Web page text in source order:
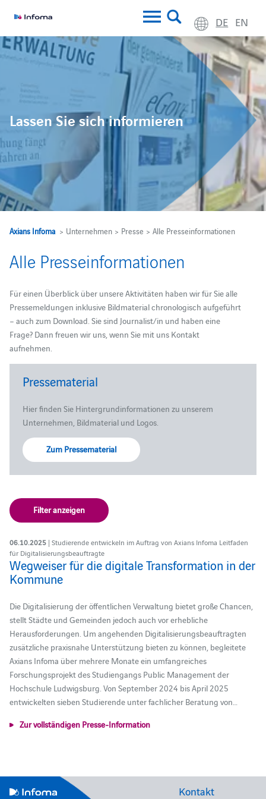
DE EN
Lassen Sie sich informieren
Axians Infoma> Unternehmen > Presse > Alle Presseinformationen
Alle Presseinformationen
Für einen Überblick über unsere Aktivitäten haben wir für Sie alle
Pressemeldungen inklusive Bildmaterial chronologisch aufgeführt
– auch zum Download. Sie sind Journalist/in und haben eine
Frage? Dann freuen wir uns, wenn Sie mit uns Kontakt
aufnehmen.
Pressematerial
Hier finden Sie Hintergrundinformationen zu unserem
Unternehmen, Bildmaterial und Logos.
Zum Pressematerial
Filter anzeigen
06.10.2025| Studierende entwickeln im Auftrag von Axians Infoma Leitfaden
für Digitalisierungsbeauftragte
Wegweiser für die digitale Transformation in der
Kommune
Die Digitalisierung der öffentlichen Verwaltung bietet große Chancen,
stellt Städte und Gemeinden jedoch auch vor erhebliche
Herausforderungen. Um angehenden Digitalisierungsbeauftragten
zusätzliche praxisnahe Unterstützung bieten zu können, begleitete
Axians Infoma über mehrere Monate ein umfangreiches
Forschungsprojekt des Studiengangs Public Management der
Hochschule Ludwigsburg. Von September 2024 bis April 2025
entwickelten sieben Studierende unter fachlicher Beratung von…
Zur vollständigen Presse-Information
Kontakt